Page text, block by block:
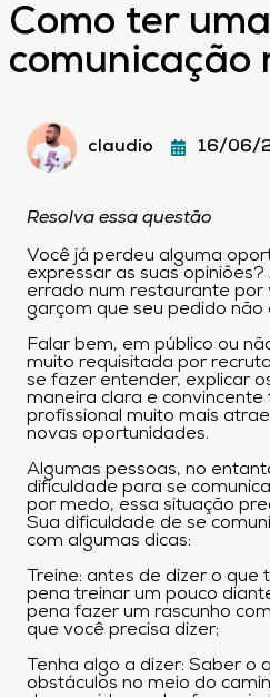
Como ter uma
comunicação
claudio 16/06/
Resolva essa questão
Você já perdeu alguma
expressar as suas
errado num restaurante por
garçom que seu pedido
Falar bem, em público ou
muito requisitada por
se fazer entender, explicar
maneira clara e convincente
profissional muito mais
novas oportunidades.
Algumas pessoas, no
dificuldade para se
por medo, essa situação
Sua dificuldade de se
com algumas dicas:
Treine: antes de dizer o
pena treinar um pouco
pena fazer um rascunho
que você precisa dizer;
Tenha algo a dizer: Saber o
obstáculos no meio do